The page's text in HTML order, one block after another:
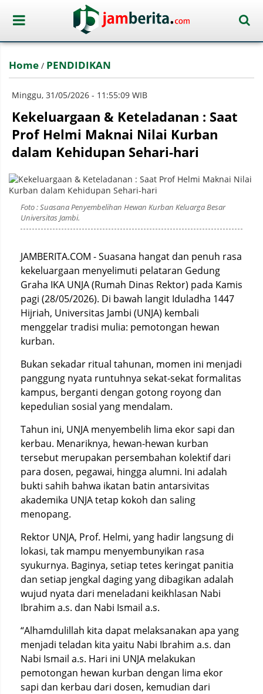
Home / PENDIDIKAN
Minggu, 31/05/2026 - 11:55:09 WIB
Kekeluargaan & Keteladanan : Saat
Prof Helmi Maknai Nilai Kurban
dalam Kehidupan Sehari-hari
Foto : Suasana Penyembelihan Hewan Kurban Keluarga Besar
Universitas Jambi.
JAMBERITA.COM - Suasana hangat dan penuh rasa
kekeluargaan menyelimuti pelataran Gedung
Graha IKA UNJA (Rumah Dinas Rektor) pada Kamis
pagi (28/05/2026). Di bawah langit Iduladha 1447
Hijriah, Universitas Jambi (UNJA) kembali
menggelar tradisi mulia: pemotongan hewan
kurban.
Bukan sekadar ritual tahunan, momen ini menjadi
panggung nyata runtuhnya sekat-sekat formalitas
kampus, berganti dengan gotong royong dan
kepedulian sosial yang mendalam.
Tahun ini, UNJA menyembelih lima ekor sapi dan
kerbau. Menariknya, hewan-hewan kurban
tersebut merupakan persembahan kolektif dari
para dosen, pegawai, hingga alumni. Ini adalah
bukti sahih bahwa ikatan batin antarsivitas
akademika UNJA tetap kokoh dan saling
menopang.
Rektor UNJA, Prof. Helmi, yang hadir langsung di
lokasi, tak mampu menyembunyikan rasa
syukurnya. Baginya, setiap tetes keringat panitia
dan setiap jengkal daging yang dibagikan adalah
wujud nyata dari meneladani keikhlasan Nabi
Ibrahim a.s. dan Nabi Ismail a.s.
“Alhamdulillah kita dapat melaksanakan apa yang
menjadi teladan kita yaitu Nabi Ibrahim a.s. dan
Nabi Ismail a.s. Hari ini UNJA melakukan
pemotongan hewan kurban dengan lima ekor
sapi dan kerbau dari dosen, kemudian dari